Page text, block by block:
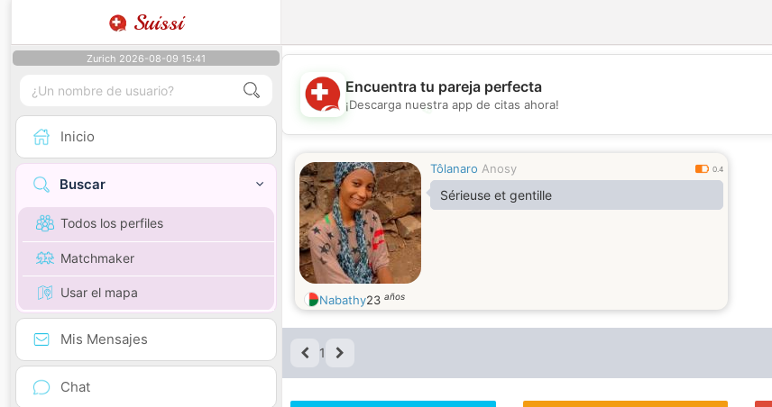
Suissi
Zurich 2026-08-09 15:41
Inicio
Buscar
Todos los perfiles
Matchmaker
Usar el mapa
Mis Mensajes
Chat
💖
Encuentra tu pareja perfecta
¡Descarga nuestra app de citas ahora!
Tôlanaro Anosy 0.4
Sérieuse et gentille
Nabathy23 años
1